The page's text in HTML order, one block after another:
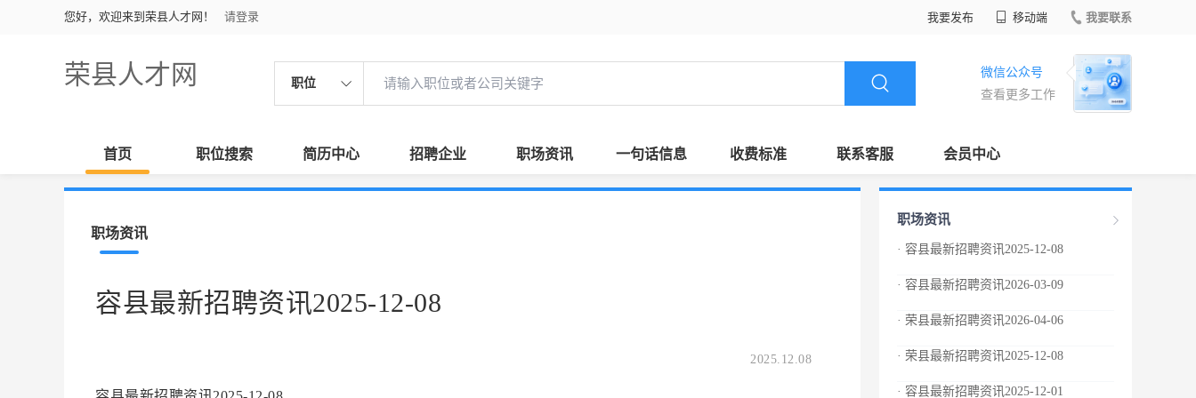
您好，欢迎来到荣县人才网！ 请登录 我要发布 移动端 我要联系
荣县人才网 职位
微信公众号
查看更多工作
首页 职位搜索 简历中心 招聘企业 职场资讯 一句话信息 收费标准 联系客服 会员中心
职场资讯
容县最新招聘资讯2025-12-08
2025.12.08
职场资讯
· 容县最新招聘资讯2025-12-08
· 容县最新招聘资讯2026-03-09
· 荣县最新招聘资讯2026-04-06
· 荣县最新招聘资讯2025-12-08
· 容县最新招聘资讯2025-12-01